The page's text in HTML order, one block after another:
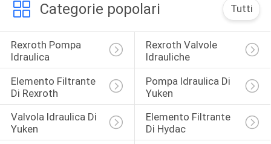
Categorie popolari Tutti
Rexroth Pompa
Idraulica
Rexroth Valvole
Idrauliche
Elemento Filtrante
Di Rexroth
Pompa Idraulica Di
Yuken
Valvola Idraulica Di
Yuken
Elemento Filtrante
Di Hydac